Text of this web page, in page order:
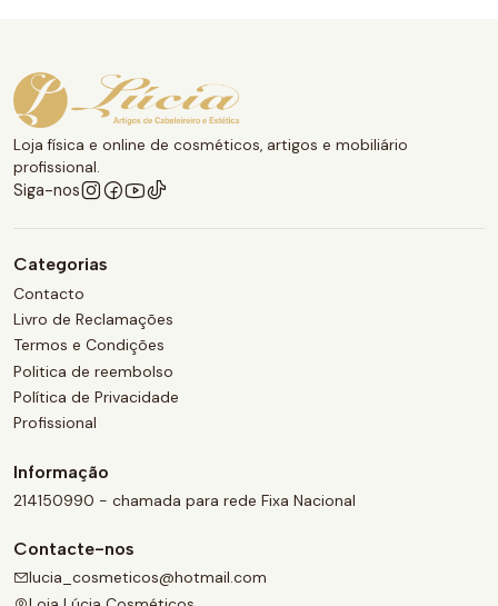
Loja física e online de cosméticos, artigos e mobiliário
profissional.
Siga-nos
Categorias
Contacto
Livro de Reclamações
Termos e Condições
Politica de reembolso
Política de Privacidade
Profissional
Informação
214150990 - chamada para rede Fixa Nacional
Contacte-nos
lucia_cosmeticos@hotmail.com